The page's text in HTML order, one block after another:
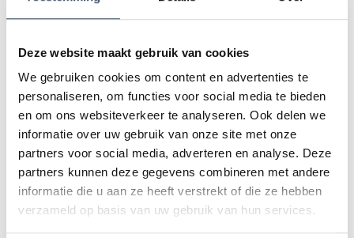
Deze website maakt gebruik van cookies
We gebruiken cookies om content en advertenties te
personaliseren, om functies voor social media te bieden
en om ons websiteverkeer te analyseren. Ook delen we
informatie over uw gebruik van onze site met onze
partners voor social media, adverteren en analyse. Deze
partners kunnen deze gegevens combineren met andere
informatie die u aan ze heeft verstrekt of die ze hebben
verzameld op basis van uw gebruik van hun services.
AUG.
WO
12
AUG.
Kinderdagen bij RTM-trammuseum in
Ouddorp
Ouddorp 🕐10:00
DO
13
AUG.
Hippie Beach Day markt bij Houten Kaap
📍Ouddorp 🕐12:00